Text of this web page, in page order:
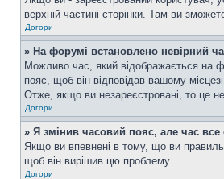
верхній частині сторінки. Там ви
Догори
» На форумі встановлено невірний
Можливо час, який відображається на
пояс, щоб він відповідав вашому
Отже, якщо ви незареєстровані, то це
Догори
» Я змінив часовий пояс, але час все
Якщо ви впевнені в тому, що ви
щоб він вирішив цю проблему.
Догори